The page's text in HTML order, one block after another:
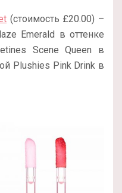
(стоимость £20.00) –
Emerald в оттенке
Scene Queen в
Plushies Pink Drink в